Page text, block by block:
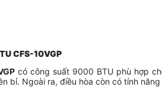
CFS-10VGP
có công suất 9000 BTU phù hợp
bỉ. Ngoài ra, điều hòa còn có tính